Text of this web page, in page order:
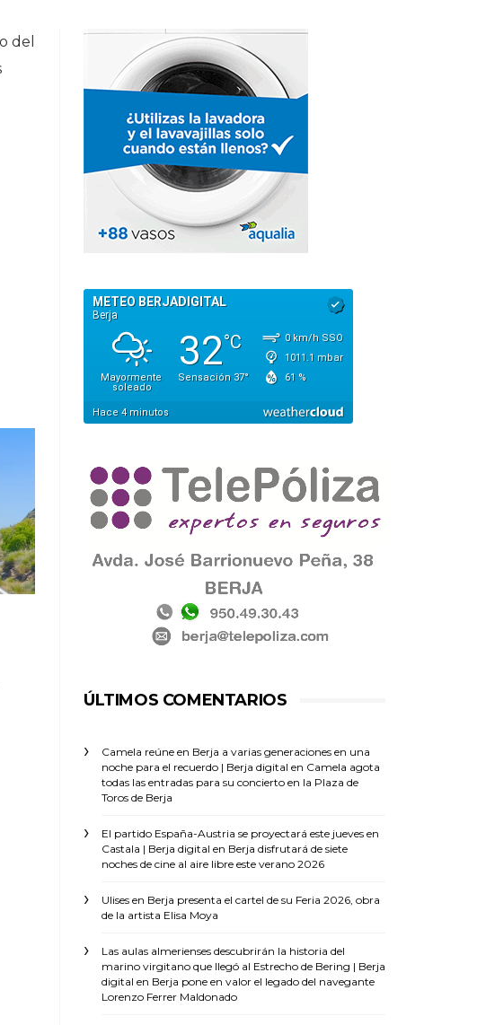
del
ÚLTIMOS COMENTARIOS
Camela reúne en Berja a varias generaciones en una
noche para el recuerdo | Berja digital en Camela agota
todas las entradas para su concierto en la Plaza de
Toros de Berja
El partido España-Austria se proyectará este jueves en
Castala | Berja digital en Berja disfrutará de siete
noches de cine al aire libre este verano 2026
Ulises en Berja presenta el cartel de su Feria 2026, obra
de la artista Elisa Moya
Las aulas almerienses descubrirán la historia del
marino virgitano que llegó al Estrecho de Bering | Berja
digital en Berja pone en valor el legado del navegante
Lorenzo Ferrer Maldonado